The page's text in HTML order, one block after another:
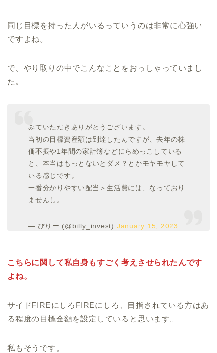
同じ目標を持った人がいるっていうのは非常に心強い
ですよね。
で、やり取りの中でこんなことをおっしゃっていまし
た。
みていただきありがとうございます。
当初の目標資産額は到達したんですが、去年の株
価不振や1年間の家計簿などにらめっこしている
と、本当はもっとないとダメ？とかモヤモヤして
いる感じです。
一番分かりやすい配当＞生活費には、なっており
ませんし。
— びりー (@billy_invest)January 15, 2023
こちらに関して私自身もすごく考えさせられたんです
よね。
サイドFIREにしろFIREにしろ、目指されている方はあ
る程度の目標金額を設定していると思います。
私もそうです。